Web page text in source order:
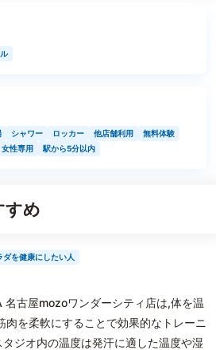
シャワー ロッカー 他店舗利用
無料体験
女性専用 駅から5分以内
すめ
ダを健康にしたい人
名古屋mozoワンダーシティ店は,体を温
肉を柔軟にすることで効果的なトレーニ
ジオ内の温度は発汗に適した温度や湿